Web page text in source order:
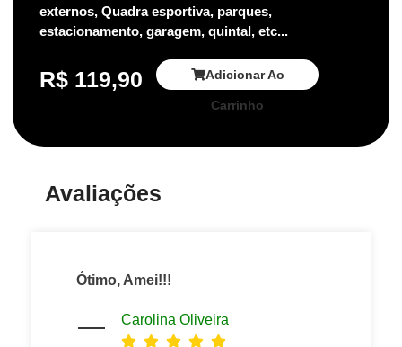
externos, Quadra esportiva, parques,
estacionamento, garagem, quintal, etc...
R$ 119,90 Adicionar Ao
Carrinho
Avaliações
Ótimo, Amei!!!
Carolina Oliveira